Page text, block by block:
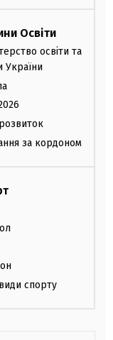
Освіти
освіти та
України
за кордоном
спорту